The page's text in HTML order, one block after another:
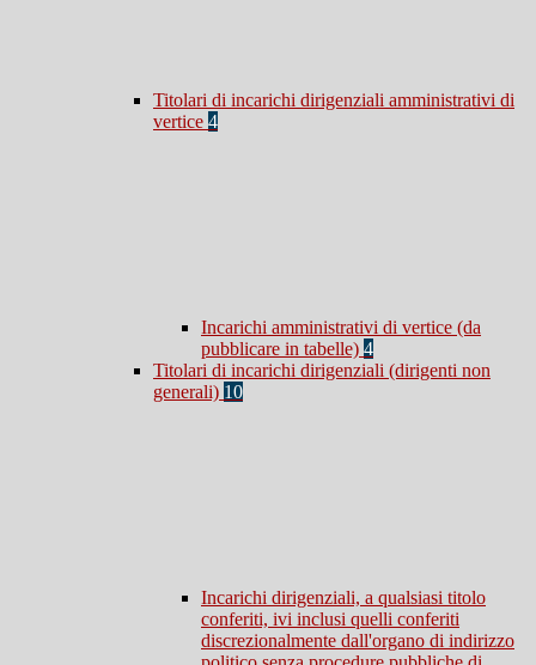
Titolari di incarichi dirigenziali amministrativi di
vertice 4
Incarichi amministrativi di vertice (da
pubblicare in tabelle) 4
Titolari di incarichi dirigenziali (dirigenti non
generali) 10
Incarichi dirigenziali, a qualsiasi titolo
conferiti, ivi inclusi quelli conferiti
discrezionalmente dall'organo di indirizzo